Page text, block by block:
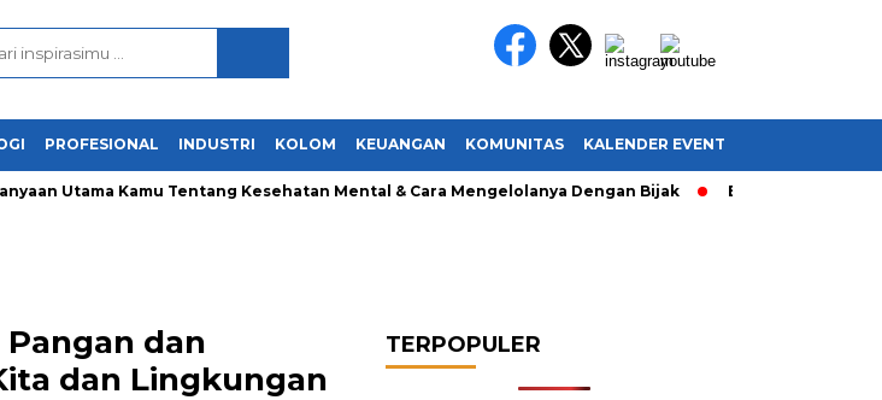
PROFESIONAL INDUSTRI KOLOM KEUANGAN KOMUNITAS KALENDER EVENT
Utama Kamu Tentang Kesehatan Mental & Cara Mengelolanya Dengan Bijak Bagaimana
dan
dan Lingkungan
TERPOPULER